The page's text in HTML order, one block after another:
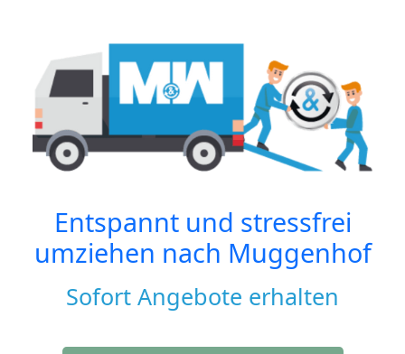
Entspannt und stressfrei
umziehen nach Muggenhof
Sofort Angebote erhalten